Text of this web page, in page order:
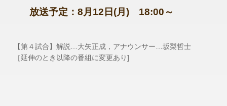
放送予定：8月12日(月) 18:00～
【第４試合】解説…大矢正成，アナウンサー…坂梨哲士
［延伸のとき以降の番組に変更あり]